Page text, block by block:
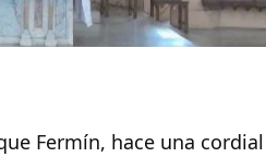
Fermín, hace una